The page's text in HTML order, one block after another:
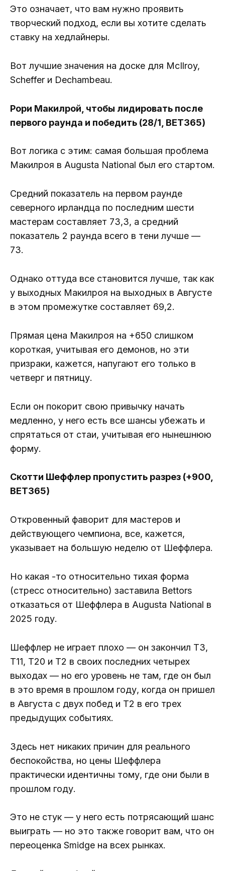
Это означает, что вам нужно проявить
творческий подход, если вы хотите сделать
ставку на хедлайнеры.
Вот лучшие значения на доске для McIlroy,
Scheffer и Dechambeau.
Рори Макилрой, чтобы лидировать после
первого раунда и победить (28/1, BET365)
Вот логика с этим: самая большая проблема
Макилроя в Augusta National был его стартом.
Средний показатель на первом раунде
северного ирландца по последним шести
мастерам составляет 73,3, а средний
показатель 2 раунда всего в тени лучше —
73.
Однако оттуда все становится лучше, так как
у выходных Макилроя на выходных в Августе
в этом промежутке составляет 69,2.
Прямая цена Макилроя на +650 слишком
короткая, учитывая его демонов, но эти
призраки, кажется, напугают его только в
четверг и пятницу.
Если он покорит свою привычку начать
медленно, у него есть все шансы убежать и
спрятаться от стаи, учитывая его нынешнюю
форму.
Скотти Шеффлер пропустить разрез (+900,
BET365)
Откровенный фаворит для мастеров и
действующего чемпиона, все, кажется,
указывает на большую неделю от Шеффлера.
Но какая -то относительно тихая форма
(стресс относительно) заставила Bettors
отказаться от Шеффлера в Augusta National в
2025 году.
Шеффлер не играет плохо — он закончил T3,
T11, T20 и T2 в своих последних четырех
выходах — но его уровень не там, где он был
в это время в прошлом году, когда он пришел
в Августа с двух побед и T2 в его трех
предыдущих событиях.
Здесь нет никаких причин для реального
беспокойства, но цены Шеффлера
практически идентичны тому, где они были в
прошлом году.
Это не стук — у него есть потрясающий шанс
выиграть — но это также говорит вам, что он
переоценка Smidge на всех рынках.